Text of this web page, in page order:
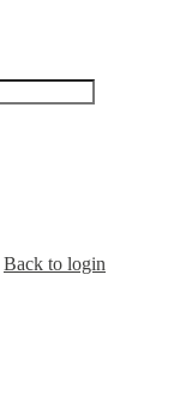
Back to login